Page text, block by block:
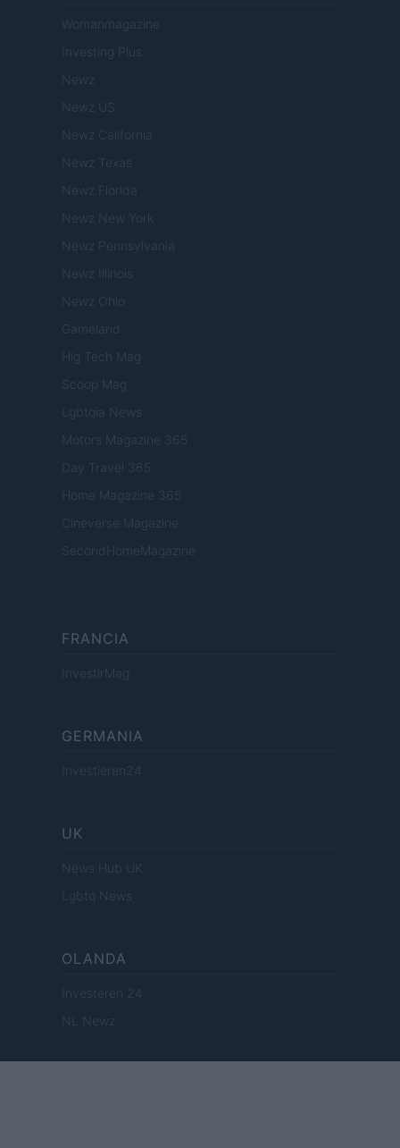
Womanmagazine
Investing Plus
Newz
Newz US
Newz California
Newz Texas
Newz Florida
Newz New York
Newz Pennsylvania
Newz Illinois
Newz Ohio
Gameland
Hig Tech Mag
Scoop Mag
Lgbtqia News
Motors Magazine 365
Day Travel 365
Home Magazine 365
Cineverse Magazine
SecondHomeMagazine
FRANCIA
InvestirMag
GERMANIA
Investieren24
UK
News Hub UK
Lgbtq News
OLANDA
Investeren 24
NL Newz